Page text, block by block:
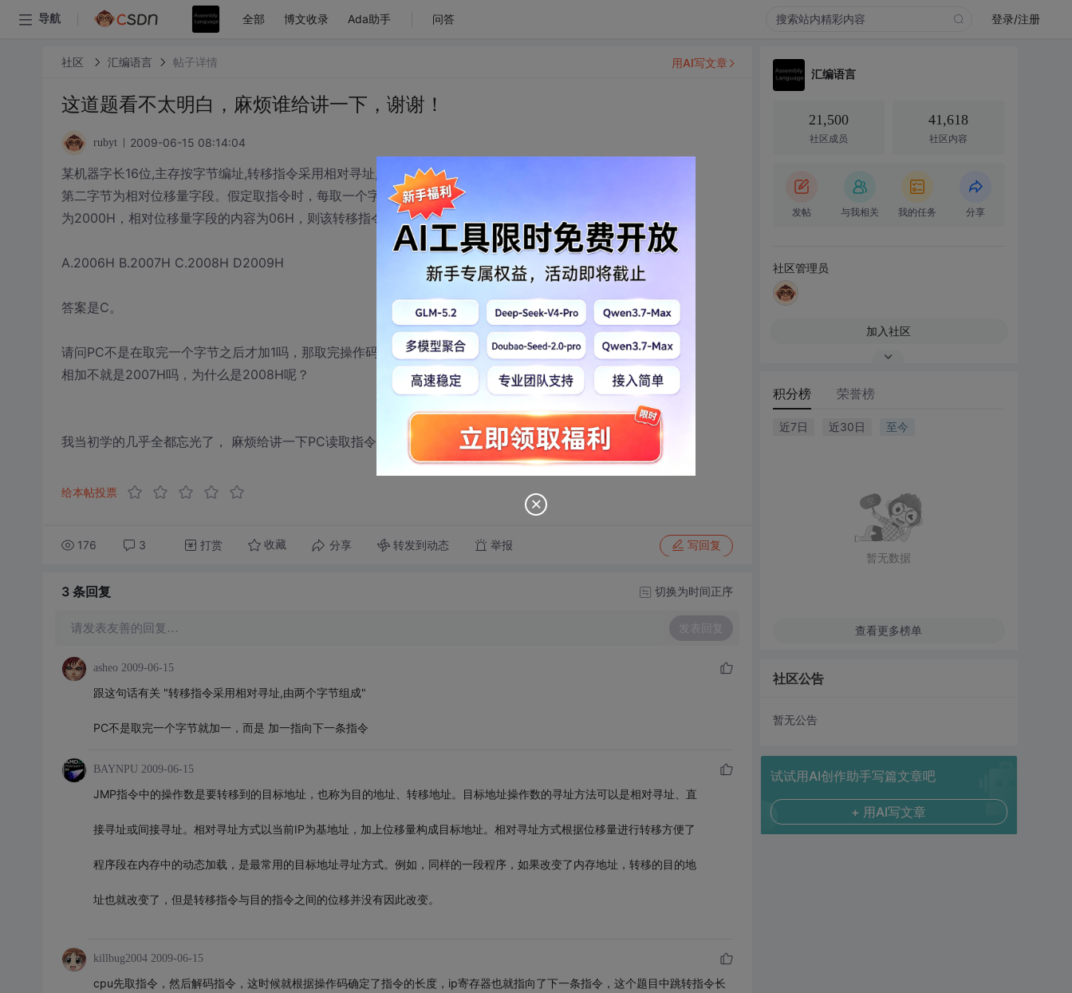
导航 全部 博文收录 Ada助手 问答 登录/注册
社区 汇编语言 帖子详情
这道题看不太明白，麻烦谁给讲一下，谢谢！
rubyt 2009-06-15 08:14:04
某机器字长16位,主存按字节编址,转移指令采用相对寻址,由两个字节组成,第一字节为操作码字段，
第二字节为相对位移量字段。假定取指令时，每取一个字节PC自动加1。若某转移指令所在主存地址
为2000H，相对位移量字段的内容为06H，则该转移指令成功转移以后的目标地址是
A.2006H B.2007H C.2008H D2009H
答案是C。
请问PC不是在取完一个字节之后才加1吗，那取完操作码之后就是2001H，再读取相对位移量06H，
相加不就是2007H吗，为什么是2008H呢？
我当初学的几乎全都忘光了， 麻烦给讲一下PC读取指令的过程，谢谢了！
给本帖投票
176 3 打赏 收藏 分享 转发到动态 举报 写回复
用AI写文章
3 条回复 切换为时间正序
请发表友善的回复… 发表回复
asheo 2009-06-15
跟这句话有关 "转移指令采用相对寻址,由两个字节组成"
PC不是取完一个字节就加一，而是 加一指向下一条指令
BAYNPU 2009-06-15
JMP指令中的操作数是要转移到的目标地址，也称为目的地址、转移地址。目标地址操作数的寻址方法可以是相对寻址、直
接寻址或间接寻址。相对寻址方式以当前IP为基地址，加上位移量构成目标地址。相对寻址方式根据位移量进行转移方便了
程序段在内存中的动态加载，是最常用的目标地址寻址方式。例如，同样的一段程序，如果改变了内存地址，转移的目的地
址也就改变了，但是转移指令与目的指令之间的位移并没有因此改变。
killbug2004 2009-06-15
cpu先取指令，然后解码指令，这时候就根据操作码确定了指令的长度，ip寄存器也就指向了下一条指令，这个题目中跳转指令长
汇编语言
21,500
社区成员
41,618
社区内容
发帖 与我相关 我的任务 分享
社区管理员
加入社区
积分榜 荣誉榜
近7日 近30日 至今
暂无数据
查看更多榜单
社区公告
暂无公告
试试用AI创作助手写篇文章吧
+ 用AI写文章